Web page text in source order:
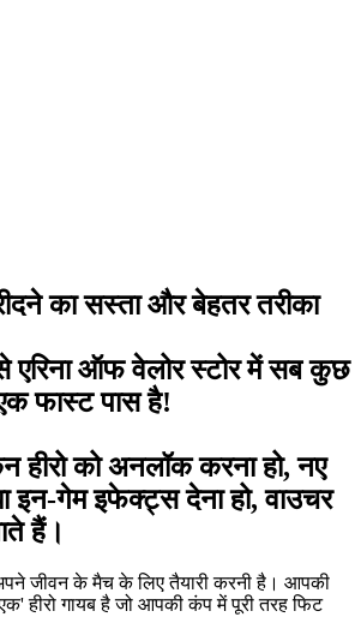
का सस्ता और बेहतर तरीका
एरिना ऑफ वेलोर स्टोर में सब कुछ
फास्ट पास है!
हीरो को अनलॉक करना हो, नए
इन-गेम इफेक्ट्स देना हो, वाउचर
हैं।
जीवन के मैच के लिए तैयारी करनी है। आपकी
हीरो गायब है जो आपकी कंप में पूरी तरह फिट